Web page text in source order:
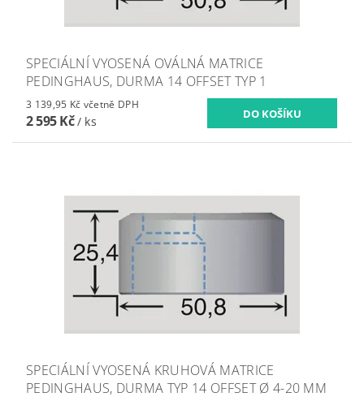
SPECIÁLNÍ VYOSENÁ OVÁLNÁ MATRICE
PEDINGHAUS, DURMA 14 OFFSET TYP 1
3 139,95 Kč včetně DPH
2 595 Kč/ ks
SPECIÁLNÍ VYOSENÁ KRUHOVÁ MATRICE
PEDINGHAUS, DURMA TYP 14 OFFSET Ø 4-20 MM